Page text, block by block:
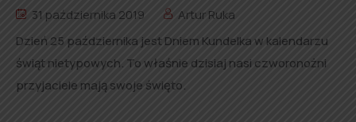
31 października 2019
Artur Ruka
Dzień 25 października jest Dniem Kundelka w kalendarzu
świąt nietypowych. To właśnie dzisiaj nasi czworonożni
przyjaciele mają swoje święto.